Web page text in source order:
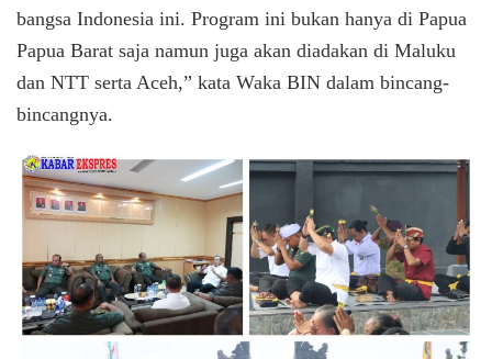
bangsa Indonesia ini. Program ini bukan hanya di Papua
Papua Barat saja namun juga akan diadakan di Maluku
dan NTT serta Aceh,” kata Waka BIN dalam bincang-
bincangnya.